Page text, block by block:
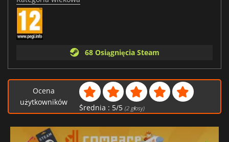
68 Osiągnięcia Steam
Ocena
użytkowników
Średnia : 5/5 (2głosy)